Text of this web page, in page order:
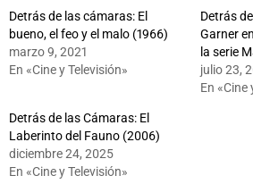
Detrás de las cámaras: El
bueno, el feo y el malo (1966)
marzo 9, 2021
En «Cine y Televisión»
Detrás
Garner
la serie
julio 23,
En «Cine
Detrás de las Cámaras: El
Laberinto del Fauno (2006)
diciembre 24, 2025
En «Cine y Televisión»